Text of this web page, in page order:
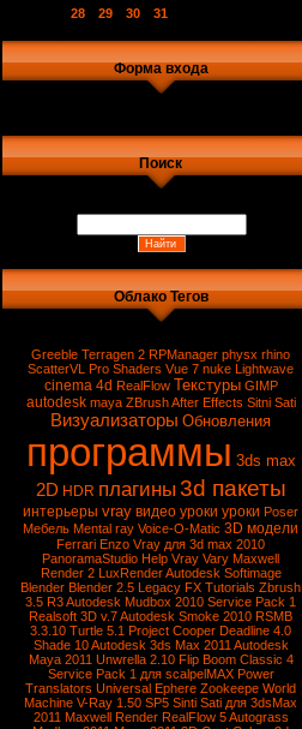
28
29 30 31
Форма входа
Поиск
Облако Тегов
Greeble Terragen 2 RPManager physx rhino
ScatterVL Pro Shaders Vue 7 nuke Lightwave
cinema 4d RealFlow Текстуры GIMP
autodesk maya ZBrushAfter Effects Sitni Sati
Визуализаторы Обновления
программы 3ds max
2D HDR плагины 3d пакеты
интерьеры vray видео уроки уроки Poser
Мебель Mental ray Voice-O-Matic 3D модели
Ferrari Enzo Vray для 3d max 2010
PanoramaStudio Help Vray Vary Maxwell
Render 2 LuxRenderAutodesk Softimage
Blender Blender 2.5 Legacy FX Tutorials Zbrush
3.5 R3 Autodesk Mudbox 2010 Service Pack 1
Realsoft 3D v.7 Autodesk Smoke 2010 RSMB
3.3.10 Turtle 5.1 Project Cooper Deadline 4.0
Shade 10Autodesk 3ds Max 2011 Autodesk
Maya 2011 Unwrella 2.10 Flip Boom Classic 4
Service Pack 1 для scalpelMAX Power
Translators Universal Ephere Zookeepe World
Machine V-Ray 1.50 SP5 Sinti Sati для 3dsMax
2011 Maxwell Render RealFlow 5Autograss